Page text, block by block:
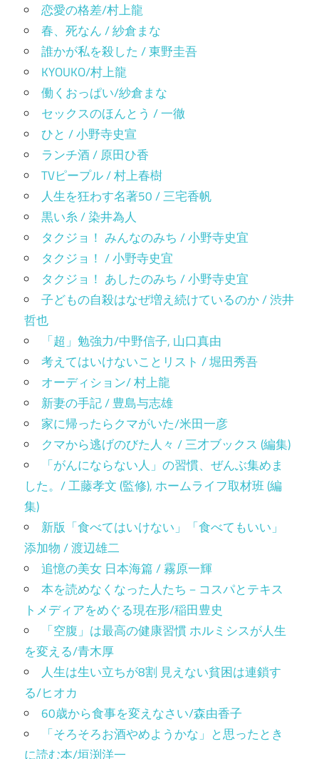
恋愛の格差/村上龍
春、死なん / 紗倉まな
誰かが私を殺した / 東野圭吾
KYOUKO/村上龍
働くおっぱい/紗倉まな
セックスのほんとう / 一徹
ひと / 小野寺史宣
ランチ酒 / 原田ひ香
TVピープル / 村上春樹
人生を狂わす名著50 / 三宅香帆
黒い糸 / 染井為人
タクジョ！ みんなのみち / 小野寺史宜
タクジョ！ / 小野寺史宜
タクジョ！ あしたのみち / 小野寺史宜
子どもの自殺はなぜ増え続けているのか / 渋井
哲也
「超」勉強力/中野信子, 山口真由
考えてはいけないことリスト / 堀田秀吾
オーディション/ 村上龍
新妻の手記 / 豊島与志雄
家に帰ったらクマがいた/米田一彦
クマから逃げのびた人々 / 三才ブックス (編集)
「がんにならない人」の習慣、ぜんぶ集めま
した。/ 工藤孝文 (監修), ホームライフ取材班 (編
集)
新版「食べてはいけない」「食べてもいい」
添加物 / 渡辺雄二
追憶の美女 日本海篇 / 霧原一輝
本を読めなくなった人たち－コスパとテキス
トメディアをめぐる現在形/稲田豊史
「空腹」は最高の健康習慣 ホルミシスが人生
を変える/青木厚
人生は生い立ちが8割 見えない貧困は連鎖す
る/ヒオカ
60歳から食事を変えなさい/森由香子
「そろそろお酒やめようかな」と思ったとき
に読む本/垣渕洋一